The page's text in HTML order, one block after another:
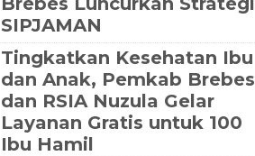
SIPJAMAN
Tingkatkan Kesehatan Ibu
dan Anak, Pemkab Brebes
dan RSIA Nuzula Gelar
Layanan Gratis untuk 100
Ibu Hamil